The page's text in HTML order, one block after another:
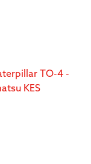
TO-4 -
KES